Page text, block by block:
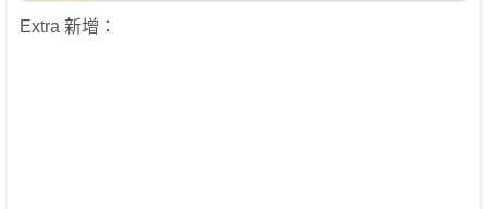
Extra 新增：